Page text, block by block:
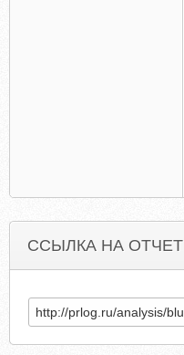
ССЫЛКА НА ОТЧЕТ